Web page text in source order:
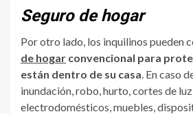
Seguro de hogar
Por otro lado, los inquilinos pueden
de hogar convencional para
están dentro de su casa . En caso
inundación, robo, hurto, cortes de
electrodomésticos, muebles,